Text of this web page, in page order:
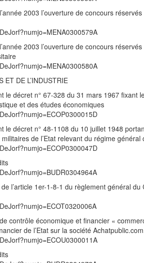
2003 l’ouverture de concours
2003 l’ouverture de concours
ET DE L’INDUSTRIE
le décret n° 67-328 du 31 mars 1967 fixant
et des études économiques
le décret n° 48-1108 du 10 juillet 1948
de l’Etat relevant du régime général
l’article 1er-1-8-1 du règlement général du
contrôle économique et financier «
de l’Etat sur la société